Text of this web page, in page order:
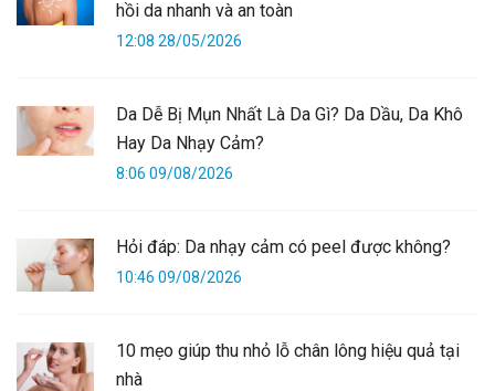
hồi da nhanh và an toàn
12:08 28/05/2026
Da Dễ Bị Mụn Nhất Là Da Gì? Da Dầu, Da Khô
Hay Da Nhạy Cảm?
8:06 09/08/2026
Hỏi đáp: Da nhạy cảm có peel được không?
10:46 09/08/2026
10 mẹo giúp thu nhỏ lỗ chân lông hiệu quả tại
nhà